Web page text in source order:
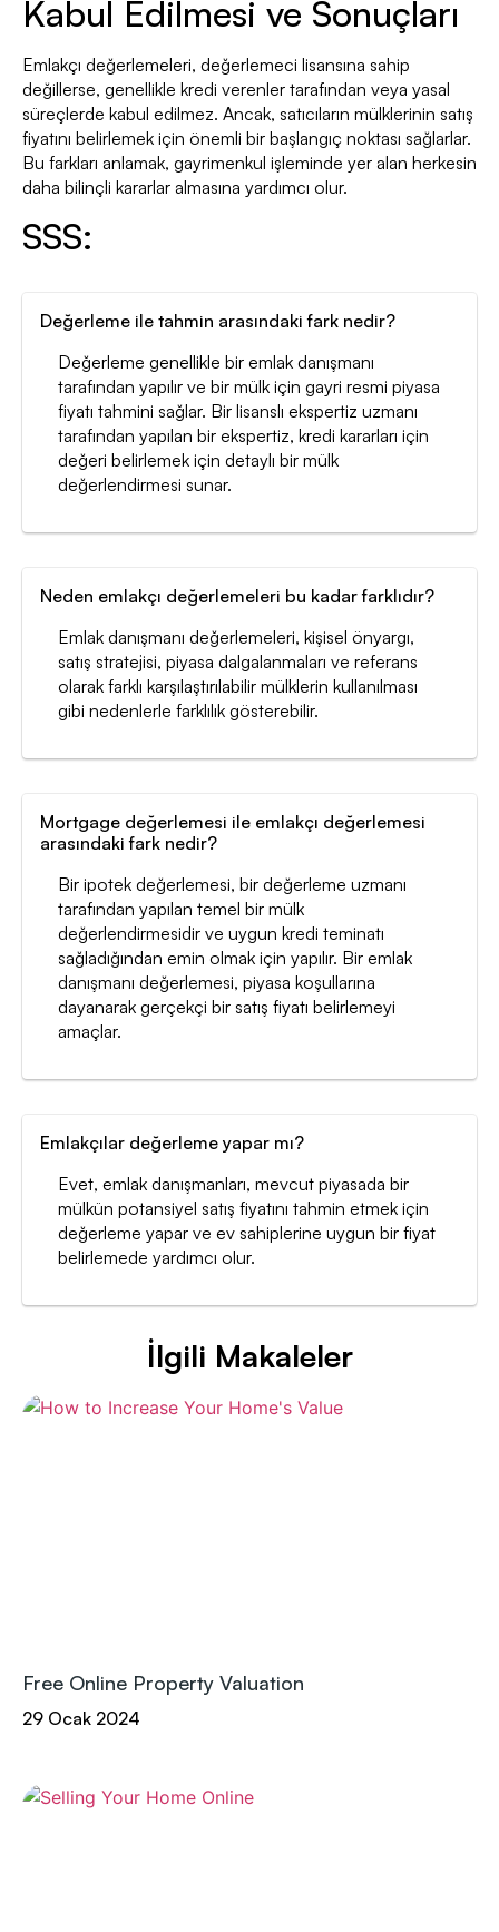
Kabul Edilmesi ve Sonuçları
Emlakçı değerlemeleri, değerlemeci lisansına sahip
değillerse, genellikle kredi verenler tarafından veya yasal
süreçlerde kabul edilmez. Ancak, satıcıların mülklerinin satış
fiyatını belirlemek için önemli bir başlangıç noktası sağlarlar.
Bu farkları anlamak, gayrimenkul işleminde yer alan herkesin
daha bilinçli kararlar almasına yardımcı olur.
SSS:
Değerleme ile tahmin arasındaki fark nedir?
Değerleme genellikle bir emlak danışmanı
tarafından yapılır ve bir mülk için gayri resmi piyasa
fiyatı tahmini sağlar. Bir lisanslı ekspertiz uzmanı
tarafından yapılan bir ekspertiz, kredi kararları için
değeri belirlemek için detaylı bir mülk
değerlendirmesi sunar.
Neden emlakçı değerlemeleri bu kadar farklıdır?
Emlak danışmanı değerlemeleri, kişisel önyargı,
satış stratejisi, piyasa dalgalanmaları ve referans
olarak farklı karşılaştırılabilir mülklerin kullanılması
gibi nedenlerle farklılık gösterebilir.
Mortgage değerlemesi ile emlakçı değerlemesi
arasındaki fark nedir?
Bir ipotek değerlemesi, bir değerleme uzmanı
tarafından yapılan temel bir mülk
değerlendirmesidir ve uygun kredi teminatı
sağladığından emin olmak için yapılır. Bir emlak
danışmanı değerlemesi, piyasa koşullarına
dayanarak gerçekçi bir satış fiyatı belirlemeyi
amaçlar.
Emlakçılar değerleme yapar mı?
Evet, emlak danışmanları, mevcut piyasada bir
mülkün potansiyel satış fiyatını tahmin etmek için
değerleme yapar ve ev sahiplerine uygun bir fiyat
belirlemede yardımcı olur.
İlgili Makaleler
Free Online Property Valuation
29 Ocak 2024